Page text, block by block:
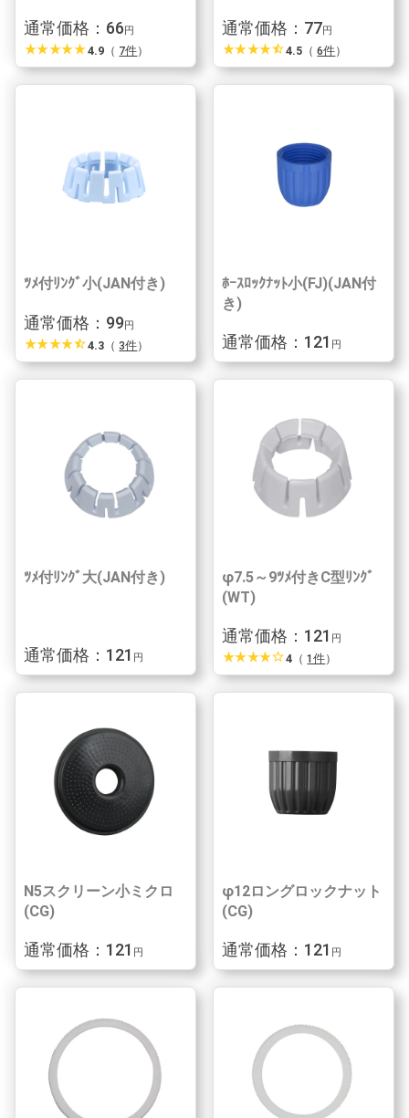
通常価格：66 円
star_ratestar_ratestar_ratestar_ratestar_rate 4.9 （ 7件）
通常価格：77円
star_ratestar_ratestar_ratestar_ratestar_half 4.5 （6件）
ﾂﾒ付ﾘﾝｸﾞ小(JAN付き)
通常価格：99円
star_ratestar_ratestar_ratestar_ratestar_half 4.3 （3件）
ﾎｰｽﾛｯｸﾅｯﾄ小(FJ)(JAN付
き)
通常価格：121 円
ﾂﾒ付ﾘﾝｸﾞ大(JAN付き)
通常価格：121 円
φ7.5～9ﾂﾒ付きC型ﾘﾝｸﾞ
(WT)
通常価格：121 円
star_ratestar_ratestar_ratestar_ratestar_border 4 （1件）
N5スクリーン小ミクロ
(CG)
通常価格：121 円
φ12ロングロックナット
(CG)
通常価格：121 円